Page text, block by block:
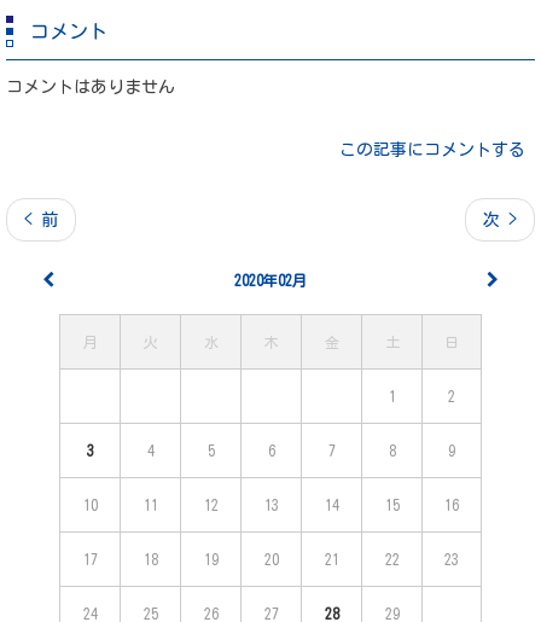
コメント
コメントはありません
この記事にコメントする
< 前 次 >
2020年02月
月 火 水 木 金 土 日
1 2
3 4 5 6 7 8 9
10 11 12 13 14 15 16
17 18 19 20 21 22 23
24 25 26 27 28 29